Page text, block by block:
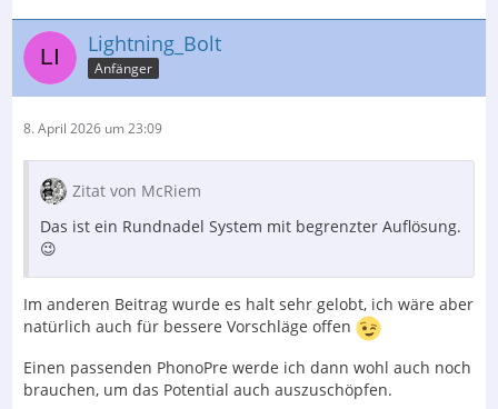
Lightning_Bolt
Anfänger
8. April 2026 um 23:09
Zitat von McRiem
Das ist ein Rundnadel System mit begrenzter Auflösung.
😉
Im anderen Beitrag wurde es halt sehr gelobt, ich wäre aber
natürlich auch für bessere Vorschläge offen
Einen passenden PhonoPre werde ich dann wohl auch noch
brauchen, um das Potential auch auszuschöpfen.